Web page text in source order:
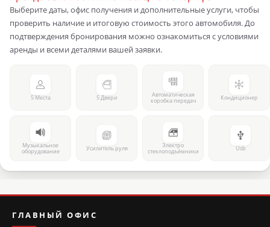
Выберите даты, офис получения и дополнительные услуги, чтобы
проверить наличие и итоговую стоимость этого автомобиля. До
подтверждения бронирования можно ознакомиться с условиями
аренды и всеми деталями вашей заявки.
5 Места 5 Двери
Автоматическая
коробка передач
Кондиционер
Музыкальное
оборудование
Усилитель руля
Электро
стеклоподъёмники
Usb
ГЛАВНЫЙ ОФИС